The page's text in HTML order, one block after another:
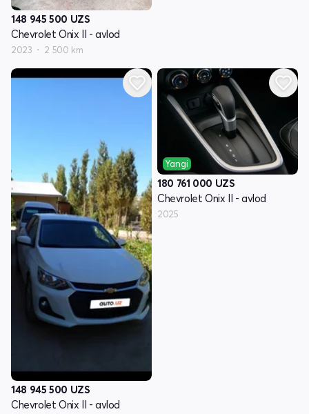
148 945 500 UZS
Chevrolet Onix II - avlod
2023 2 500 km
148 945 500 UZS
Chevrolet Onix II - avlod
Yangi
180 761 000 UZS
Chevrolet Onix II - avlod
2025